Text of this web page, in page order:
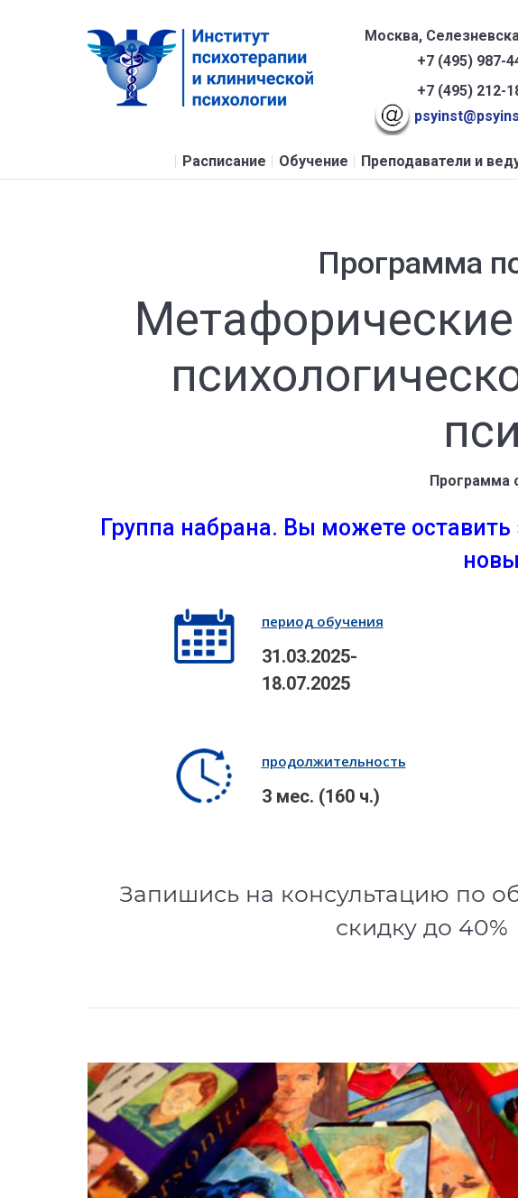
Москва,
+7 (495) 987-
+7 (495) 212-
Расписание Обучение Преподаватели и
Программа
Программа
Группа набрана. Вы можете
период обучения
31.03.2025-
18.07.2025
продолжительность
3 мес. (160 ч.)
Запишись на консультацию по
скидку до 40%